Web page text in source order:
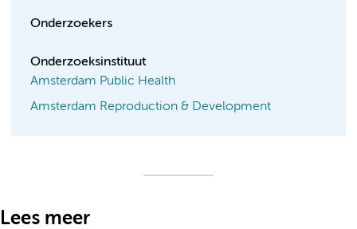
Onderzoekers
Onderzoeksinstituut
Amsterdam Public Health
Amsterdam Reproduction & Development
Lees meer